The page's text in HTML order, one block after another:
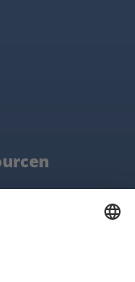
Artikel
als Volltext